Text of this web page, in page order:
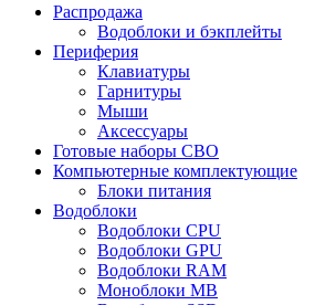
Распродажа
Водоблоки и бэкплейты
Периферия
Клавиатуры
Гарнитуры
Мыши
Аксессуары
Готовые наборы СВО
Компьютерные комплектующие
Блоки питания
Водоблоки
Водоблоки CPU
Водоблоки GPU
Водоблоки RAM
Моноблоки MB